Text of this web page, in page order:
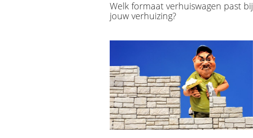
Welk formaat verhuiswagen past bij
jouw verhuizing?